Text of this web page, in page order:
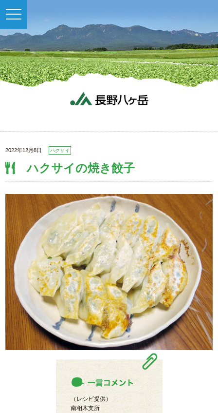
toggle
navigation
2022年12月8日 ハクサイ
ハクサイの焼き餃子
（レシピ提供）
南相木支所